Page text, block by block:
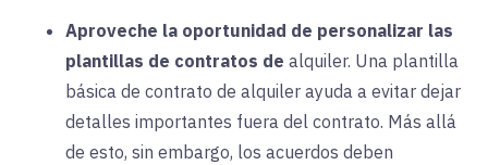
Aproveche la oportunidad de personalizar las
plantillas de contratos de alquiler. Una plantilla
básica de contrato de alquiler ayuda a evitar dejar
detalles importantes fuera del contrato. Más allá
de esto, sin embargo, los acuerdos deben